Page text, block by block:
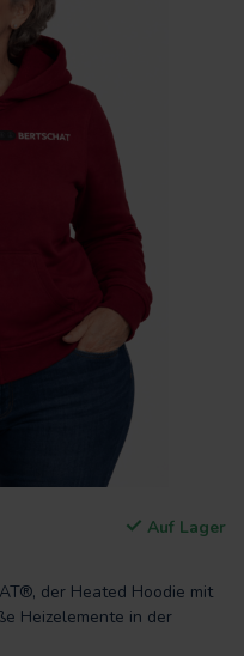
Auf Lager
der Heated Hoodie mit
Heizelemente in der